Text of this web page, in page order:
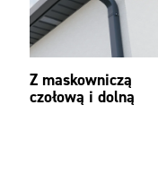
Z maskowniczą
czołową i dolną